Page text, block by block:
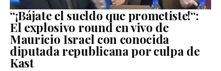
“¡Bájate el sueldo que prometiste!“:
El explosivo round en vivo de
Mauricio Israel con conocida
diputada republicana por culpa de
Kast